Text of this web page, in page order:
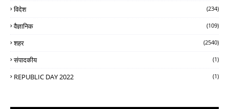
विदेश (234)
वैज्ञानिक (109)
शहर (2540)
संपादकीय (1)
REPUBLIC DAY 2022 (1)